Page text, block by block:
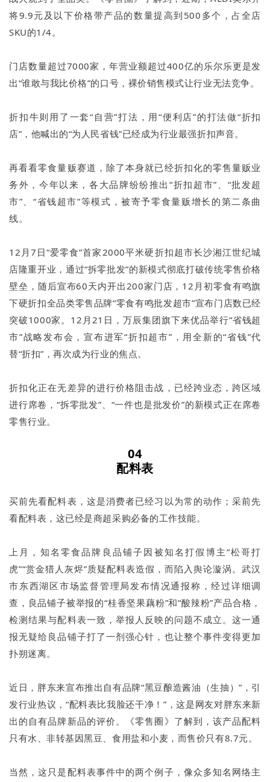
将9.9元及以下价格带产品的数量提高到500多个，占全店
SKU的1/4。
门店数量超过7000家，年营业额超过400亿的乐尔乐更是发
出“谁敢与我比价格”的口号，裸价销售模式让行业无法竞争。
折扣牛则用了一套“自营”打法，用“便利店”的打法做“折扣
店”，他喊出的“为人民省钱”已经成为行业最强折扣声音。
再看看零食量贩赛道，除了本身就已经折扣化的零售量贩业
务外，今年以来，各大品牌纷纷推出“折扣超市”、“批发超
市”、“省钱超市”等模式，被寄予零食量贩增长的第二条曲
线。
12月7日“爱零食”首家2000平米硬折扣超市长沙湘江世纪城
店隆重开业，通过“拆零批发”的新模式彻底打破传统零售价格
壁垒，随后宣布60天内开出200家门店，12月初零食有鸣旗
下硬折扣全品类零售品牌“零食有鸣批发超市”宣布门店数已经
突破1000家。12月21日，万辰集团旗下来优品举行“省钱超
市”战略发布会，宣布进军“折扣超市”，用全新的“省钱”代
替“折扣”，再次成为行业的焦点。
折扣化正在无差异的进行价格阻击战，已经跨业态，跨区域
进行席卷，“拆零批发”、“一件也是批发价”的新模式正在席卷
零售行业。
04
配料表
买前先看配料表，这是消费者已经习以为常的动作；采前先
看配料表，这已经是商超采购必备的工作技能。
上月，知名零食品牌良品铺子因被知名打假博主“松哥打
虎”“赏金猎人灰烬”质疑配料表造假，而陷入舆论漩涡。武汉
市东西湖区市场监督管理局发布情况通报称，经过详细调
查，良品铺子被举报的“桂香坚果藕粉”和“酸辣粉”产品合格，
检测结果与配料表一致，举报人反映的问题不成立。这一通
报无疑给良品铺子打了一剂强心针，也让整个事件变得更加
扑朔迷离。
近日，胖东来宣布推出自有品牌“黑豆酿造酱油（生抽）”，引
发行业热议，“配料表比我脸还干净！”，这是网友对胖东来新
出的自有品牌新品的评价。《零售圈》了解到，该产品配料
只有水、非转基因黑豆、食用盐和小麦，而售价只有8.7元。
当然，这只是配料表事件中的两个例子，像众多知名网络主